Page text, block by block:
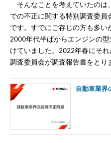
そんなことを考えていたのは
での不正に関する特別調査委員
です。すでにご存じの方も多
2000年代半ばからエンジンの
けていました。2022年春にそ
調査委員会が調査報告書をとり
自動車業界